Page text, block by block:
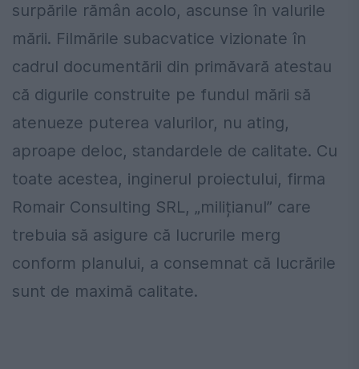
surpările rămân acolo, ascunse în valurile
mării. Filmările subacvatice vizionate în
cadrul documentării din primăvară atestau
că digurile construite pe fundul mării să
atenueze puterea valurilor, nu ating,
aproape deloc, standardele de calitate. Cu
toate acestea, inginerul proiectului, firma
Romair Consulting SRL, „milițianul” care
trebuia să asigure că lucrurile merg
conform planului, a consemnat că lucrările
sunt de maximă calitate.